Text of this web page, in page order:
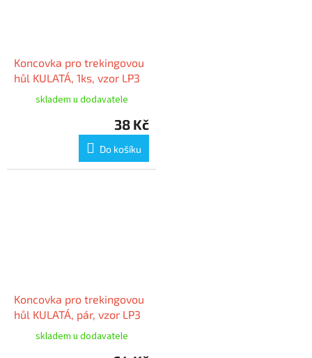
Koncovka pro trekingovou
hůl KULATÁ, 1ks, vzor LP3
skladem u dodavatele
38 Kč
Do košíku
Koncovka pro trekingovou
hůl KULATÁ, pár, vzor LP3
skladem u dodavatele